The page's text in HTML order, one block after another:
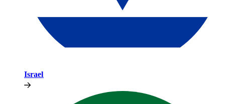
Israel​​